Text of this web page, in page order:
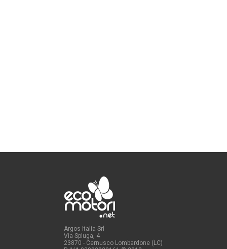
Argos Italia Srl
Via Spluga, 4
23870 - Cernusco Lombardone (LC)